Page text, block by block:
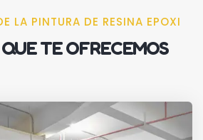
LA PINTURA DE RESINA EPOXI
QUE TE OFRECEMOS